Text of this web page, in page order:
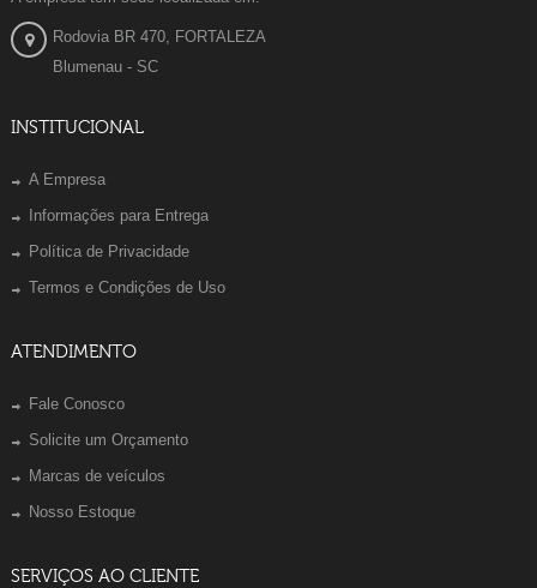
Rodovia BR 470, FORTALEZA
Blumenau - SC
INSTITUCIONAL
A Empresa
Informações para Entrega
Política de Privacidade
Termos e Condições de Uso
ATENDIMENTO
Fale Conosco
Solicite um Orçamento
Marcas de veículos
Nosso Estoque
SERVIÇOS AO CLIENTE